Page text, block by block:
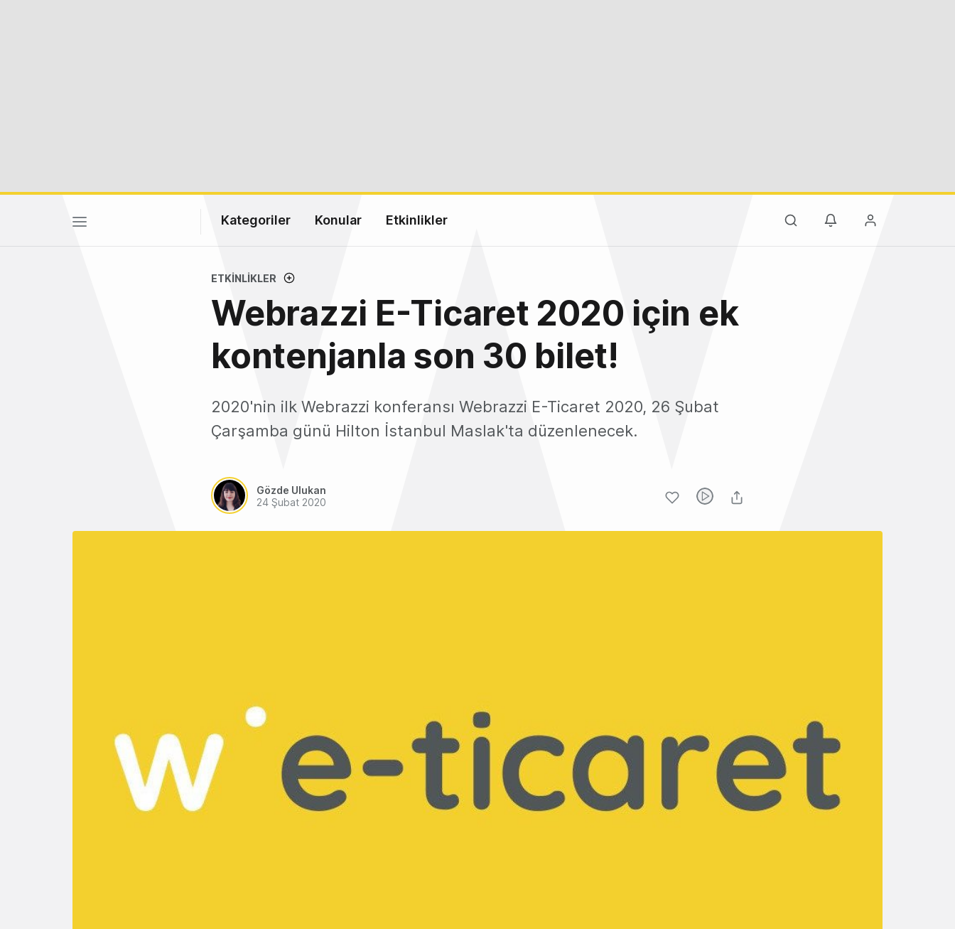
Kategoriler Konular Etkinlikler
ETKINLIKLER
Webrazzi E-Ticaret 2020 için ek
kontenjanla son 30 bilet!
2020'nin ilk Webrazzi konferansı Webrazzi E-Ticaret 2020, 26 Şubat
Çarşamba günü Hilton İstanbul Maslak'ta düzenlenecek.
Gözde Ulukan
24 Şubat 2020